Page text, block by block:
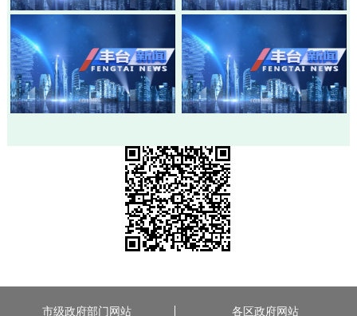
20260730-丰台新闻
20260728-丰台新闻
20260724-丰台新闻
市级政府部门网站 各区政府网站